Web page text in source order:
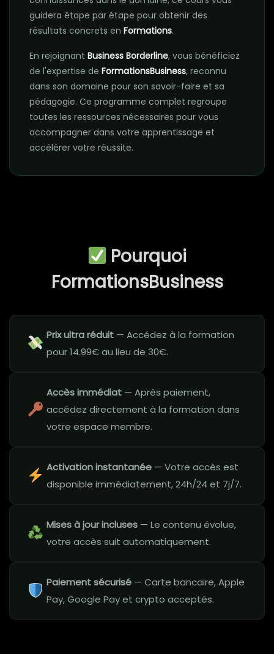
guidera étape par étape pour obtenir des
résultats concrets en Formations.
En rejoignant Business Borderline, vous bénéficiez
de l'expertise de FormationsBusiness, reconnu
dans son domaine pour son savoir-faire et sa
pédagogie. Ce programme complet regroupe
toutes les ressources nécessaires pour vous
accompagner dans votre apprentissage et
accélérer votre réussite.
Pourquoi
FormationsBusiness
Prix ultra réduit — Accédez à la formation
pour 14.99€ au lieu de 30€.
Accès immédiat — Après paiement,
accédez directement à la formation dans
votre espace membre.
Activation instantanée — Votre accès est
disponible immédiatement, 24h/24 et 7j/7.
Mises à jour incluses — Le contenu évolue,
votre accès suit automatiquement.
Paiement sécurisé — Carte bancaire, Apple
Pay, Google Pay et crypto acceptés.